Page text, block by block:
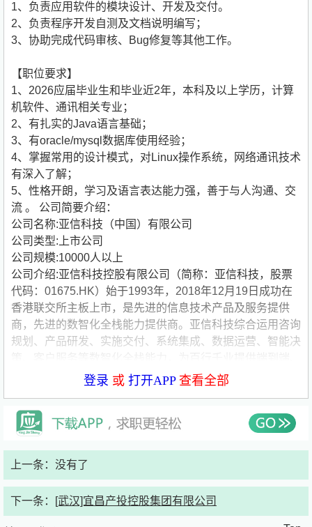
1、负责应用软件的模块设计、开发及交付。
2、负责程序开发自测及文档说明编写；
3、协助完成代码审核、Bug修复等其他工作。
【职位要求】
1、2026应届毕业生和毕业近2年，本科及以上学历，计算
机软件、通讯相关专业；
2、有扎实的Java语言基础；
3、有oracle/mysql数据库使用经验；
4、掌握常用的设计模式，对Linux操作系统，网络通讯技术
有深入了解；
5、性格开朗，学习及语言表达能力强，善于与人沟通、交
流 。 公司简要介绍：
公司名称:亚信科技（中国）有限公司
公司类型:上市公司
公司规模:10000人以上
公司介绍:亚信科技控股有限公司（简称：亚信科技，股票
代码：01675.HK）始于1993年，2018年12月19日成功在
香港联交所主板上市，是先进的信息技术产品及服务提供
商，先进的数智化全栈能力提供商。亚信科技综合运用咨询
规划、产品研发、实施交付、系统集成、数据运营、智能决
全链路数智化服务。公司深耕市场30年，在5G、云计算、
统等领域具有先进的技术能力和众多成功案例，客户遍及通
信、广电、能源、政务、交通、金融、邮政等行业。
登录 或 打开APP查看全部
上一条：没有了
下一条： [武汉]宜昌产投控股集团有限公司